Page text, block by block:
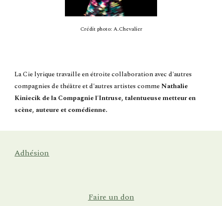
Crédit photo: A.Chevalier
La Cie lyrique travaille en étroite collaboration avec d'autres
compagnies de théâtre et d'autres artistes comme Nathalie
Kiniecik de la Compagnie l'Intruse, talentueuse metteur en
scène, auteure et comédienne.
Adhésion
Faire un don